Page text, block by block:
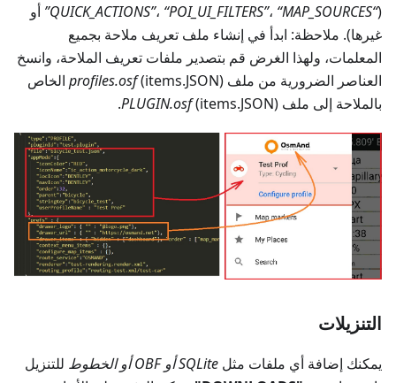
(
“QUICK_ACTIONS” ، “POI_UI_FILTERS”، “MAP_SOURCES”
أو
غيرها). ملاحظة: ابدأ في إنشاء ملف تعريف ملاحة بجميع
المعلمات، ولهذا الغرض قم بتصدير ملفات تعريف الملاحة، وانسخ
العناصر الضرورية من ملف
profiles.osf (items.JSON) الخاص
بالملاحة إلى ملف
PLUGIN.osf(items.JSON).
التنزيلات
يمكنك إضافة أي ملفات مثل SQLite أو OBF أو الخطوط
للتنزيل